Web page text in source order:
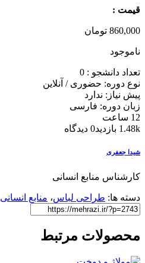
قیمت :
860,000 تومان
ناموجود
تعداد دانشجو : 0
نوع دوره: حضوری / آنلاین
پیش نیاز: ندارد
زبان دوره: فارسی
12 ساعت
1.48k بازدید
0 دیدگاه
شیدا جعفری
کارشناس منابع انسانی
دسته ها: طراحی لباس، منابع انسانی
محصولات مرتبط